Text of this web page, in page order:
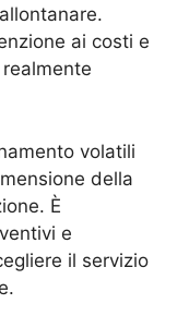
ai costi e
volatili
della
È
e
il servizio